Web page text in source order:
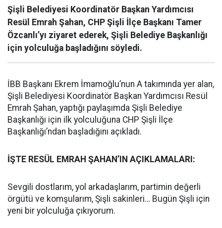
Şişli Belediyesi Koordinatör Başkan Yardımcısı
Resül Emrah Şahan, CHP Şişli İlçe Başkanı Tamer
Özcanlı’yı ziyaret ederek, Şişli Belediye Başkanlığı
için yolculuğa başladığını söyledi.
İBB Başkanı Ekrem İmamoğlu’nun A takımında yer alan,
Şişli Belediyesi Koordinatör Başkan Yardımcısı Resül
Emrah Şahan, yaptığı paylaşımda Şişli Belediye
Başkanlığı için ilk yolculuğuna CHP Şişli İlçe
Başkanlığı’ndan başladığını açıkladı.
İŞTE RESÜL EMRAH ŞAHAN’IN AÇIKLAMALARI:
Sevgili dostlarım, yol arkadaşlarım, partimin değerli
örgütü ve komşularım, Şişli sakinleri… Bugün Şişli için
yeni bir yolculuğa çıkıyorum.